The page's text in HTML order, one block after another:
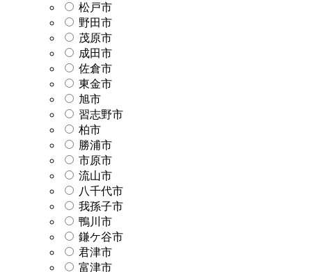
松戸市
野田市
茂原市
成田市
佐倉市
東金市
旭市
習志野市
柏市
勝浦市
市原市
流山市
八千代市
我孫子市
鴨川市
鎌ケ谷市
君津市
富津市